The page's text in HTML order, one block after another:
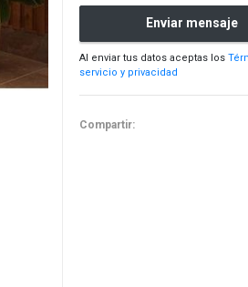
Enviar mensaje
Al enviar tus datos aceptas los
servicio y privacidad
Compartir: